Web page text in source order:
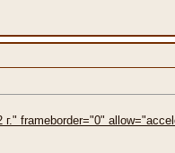
frameborder="0"